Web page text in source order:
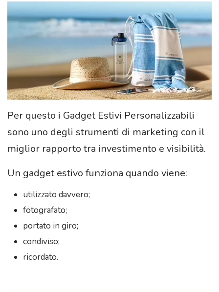
Per questo i Gadget Estivi Personalizzabili
sono uno degli strumenti di marketing con il
miglior rapporto tra investimento e visibilità.
Un gadget estivo funziona quando viene:
utilizzato davvero;
fotografato;
portato in giro;
condiviso;
ricordato.